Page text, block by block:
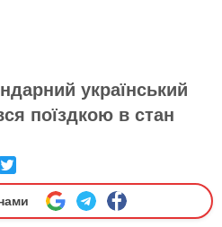
український
поїздкою в стан